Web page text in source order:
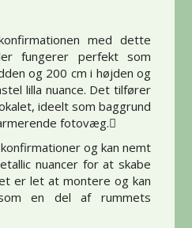
med dette
fungerer perfekt som
og 200 cm i højden og
lilla nuance. Det tilfører
ideelt som baggrund
fotovæg.
og kan nemt
nuancer for at skabe
er let at montere og kan
en del af rummets